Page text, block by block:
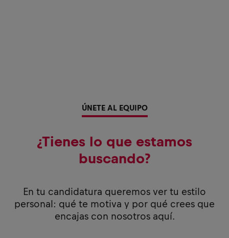
ÚNETE AL EQUIPO
¿Tienes lo que estamos
buscando?
En tu candidatura queremos ver tu estilo
personal: qué te motiva y por qué crees que
encajas con nosotros aquí.